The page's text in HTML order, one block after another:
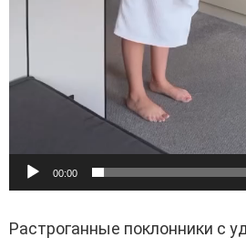
00:00
Растроганные поклонники с